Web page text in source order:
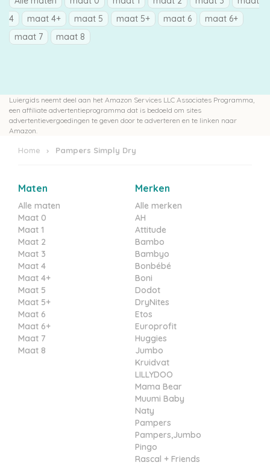
4
maat 4+ maat 5 maat 5+ maat 6
maat 6+
maat 7
maat 8
Luiergids neemt deel aan het Amazon Services LLC Associates Programma,
een affiliate advertentieprogramma dat is bedoeld om sites
advertentievergoedingen te geven door te adverteren en te linken naar
Amazon.
Home Pampers Simply Dry
Maten
Alle maten
Maat 0
Maat 1
Maat 2
Maat 3
Maat 4
Maat 4+
Maat 5
Maat 5+
Maat 6
Maat 6+
Maat 7
Maat 8
Merken
Alle merken
AH
Attitude
Bambo
Bambyo
Bonbébé
Boni
Dodot
DryNites
Etos
Europrofit
Huggies
Jumbo
Kruidvat
LILLYDOO
Mama Bear
Muumi Baby
Naty
Pampers
Pampers,Jumbo
Pingo
Rascal + Friends